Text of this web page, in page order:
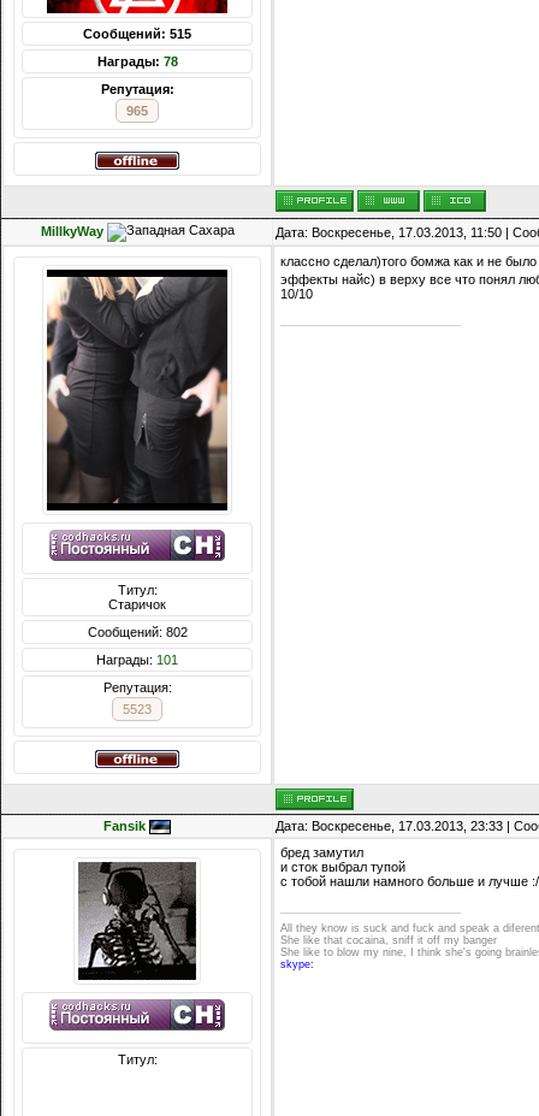
Сообщений: 515
Награды: 78
Репутация:
965
MillkyWay Дата: Воскресенье, 17.03.2013, 11:50 |
Титул:
Старичок
Сообщений: 802
Награды: 101
Репутация:
5523
классно сделал)того бомжа как и не было
эффекты найс) в верху все что понял
10/10
Fansik Дата: Воскресенье, 17.03.2013, 23:33 |
Титул:
Сообщений: 2668
Награды:1026
Репутация:
11735
бред замутил
и сток выбрал тупой
с тобой нашли намного больше и лучше :/
All they know is suck and fuck and speak a
She like that cocaina, sniff it off my banger
She like to blow my nine, I think she's going
skype: